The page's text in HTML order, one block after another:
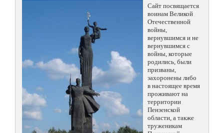
Сайт посвящается
воинам Великой
Отечественной
войны,
вернувшимся и не
вернувшимся с
войны, которые
родились, были
призваны,
захоронены либо
в настоящее время
проживают на
территории
Пензенской
области, а также
труженикам